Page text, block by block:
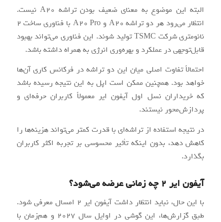
البته این موضوع به معنای ضعیف بودن تراشه A20 نیست.
انتظار می‌رود هر دو تراشه A20 و A20 Pro با فناوری ساخت 2
نانومتری شرکت TSMC تولید شوند. این فناوری می‌تواند بهبود
قابل‌توجهی در عملکرد و بهره‌وری انرژی به همراه داشته باشد.
احتمالاً تفاوت اصلی میان این دو تراشه در فرکانس کاری آن‌ها
خواهد بود. همچنین ممکن است اپل به این نتیجه رسیده باشد
که خریداران نسل اول آیفون ایر معمولاً کاربران حرفه‌ای و
پردازش‌محور نیستند.
در نتیجه استفاده از تراشه‌ای با قدرت کمتر می‌تواند هزینه‌ها را
کاهش دهد، بدون اینکه تأثیر محسوسی بر تجربه اکثر کاربران
بگذارد.
آیفون ایر 2 چه زمانی عرضه می‌شود؟
با این حال، نباید انتظار داشت آیفون ایر 2 امسال معرفی شود.
طبق گزارش‌ها، این گوشی در اوایل سال 2027 و هم‌زمان با